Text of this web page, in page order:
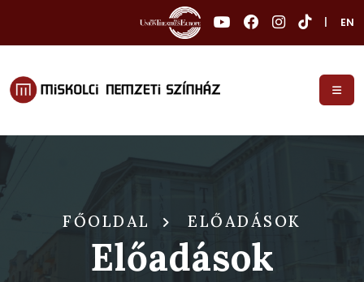
EN
FŐOLDAL ELŐADÁSOK
Előadások